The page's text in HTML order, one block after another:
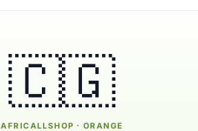
🇨🇬
AFRICALLSHOP · ORANGE